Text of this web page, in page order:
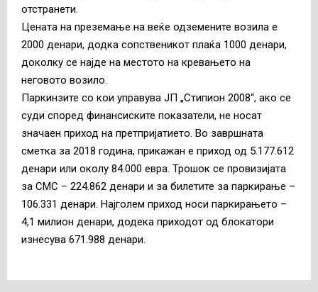
отстранети.
Цената на преземање на веќе одземените возила е
2000 денари, додка сопственикот плаќа 1000 денари,
доколку се најде на местото на кревањето на
неговото возило.
Паркинзите со кои управува ЈП „Стипион 2008“, ако се
суди според финансиските показатели, не носат
значаен приход на претпријатието. Во завршната
сметка за 2018 година, прикажан е приход од 5.177.612
денари или околу 84.000 евра. Трошок се провизијата
за СМС – 224.862 денари и за билетите за паркирање –
106.331 денари. Најголем приход носи паркирањето –
4,1 милион денари, додека приходот од блокатори
изнесува 671.988 денари.